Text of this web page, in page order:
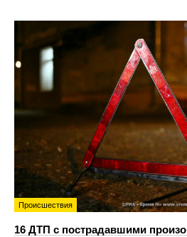
Происшествия
16 ДТП с пострадавшими